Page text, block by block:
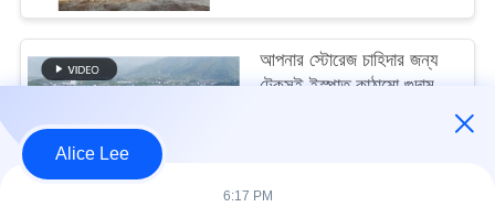
আপনার স্টোরেজ চাহিদার জন্য
টেকসই ইস্পাত কাঠামো গুদাম
Alice Lee
6:17 PM